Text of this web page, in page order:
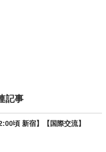
記事
頃 新宿】【国際交流】